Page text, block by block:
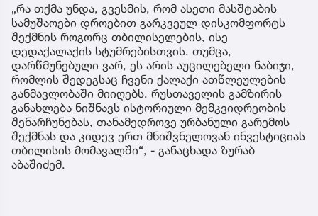
„რა თქმა უნდა, გვესმის, რომ ასეთი მასშტაბის
სამუშაოები დროებით გარკვეულ დისკომფორტს
შექმნის როგორც თბილისელების, ისე
დედაქალაქის სტუმრებისთვის. თუმცა,
დარწმუნებული ვარ, ეს არის აუცილებელი ნაბიჯი,
რომლის შედეგსაც ჩვენი ქალაქი ათწლეულების
განმავლობაში მიიღებს. რუსთაველის გამზირის
განახლება ნიშნავს ისტორიული მემკვიდრეობის
შენარჩუნებას, თანამედროვე ურბანული გარემოს
შექმნას და კიდევ ერთ მნიშვნელოვან ინვესტიციას
თბილისის მომავალში“, - განაცხადა ზურაბ
აბაშიძემ.